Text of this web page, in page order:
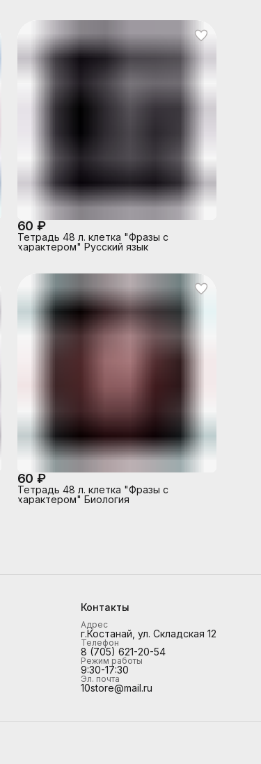
60 ₽
Тетрадь 48 л. клетка "Фразы с
характером" Русский язык
60 ₽
Тетрадь 48 л. клетка "Фразы с
характером" Биология
Контакты
Адрес
г.Костанай, ул. Складская 12
Телефон
8 (705) 621-20-54
Режим работы
9:30-17:30
Эл. почта
10store@mail.ru